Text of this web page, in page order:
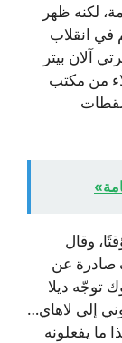
لكنه ظهر
في انقلاب
آلان بيتر
من مكتب
وقال
صادرة عن
توجّه ديلا
إلى لاهاي…
ما يفعلونه